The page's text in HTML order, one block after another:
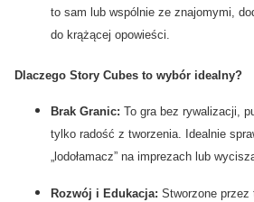
to sam lub wspólnie ze znajomymi,
do krążącej opowieści.
Dlaczego Story Cubes to wybór idealny?
Brak Granic: To gra bez rywalizacji,
tylko radość z tworzenia. Idealnie
„lodołamacz” na imprezach lub
Rozwój i Edukacja: Stworzone przez